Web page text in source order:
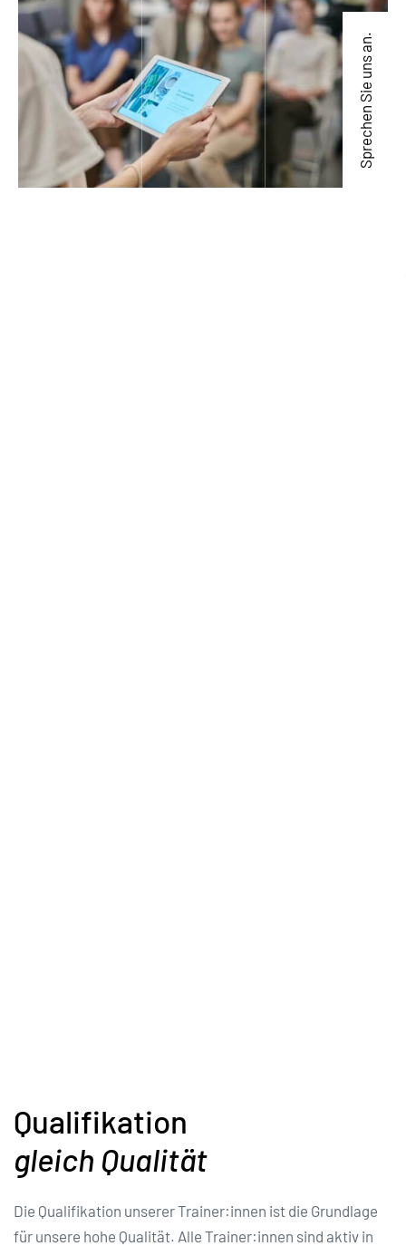
Sprechen Sie uns an.
Qualifikation
gleich Qualität
Die Qualifikation unserer Trainer:innen ist die Grundlage
für unsere hohe Qualität. Alle Trainer:innen sind aktiv in